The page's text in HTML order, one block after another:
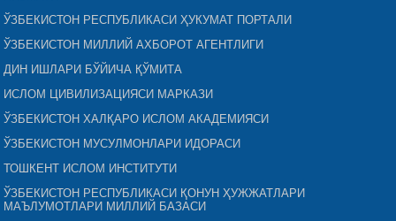
ЎЗБЕКИСТОН РЕСПУБЛИКАСИ ҲУКУМАТ ПОРТАЛИ
ЎЗБЕКИСТОН МИЛЛИЙ АХБОРОТ АГЕНТЛИГИ
ДИН ИШЛАРИ БЎЙИЧА ҚЎМИТА
ИСЛОМ ЦИВИЛИЗАЦИЯСИ МАРКАЗИ
ЎЗБЕКИСТОН ХАЛҚАРО ИСЛОМ АКАДЕМИЯСИ
ЎЗБЕКИСТОН МУСУЛМОНЛАРИ ИДОРАСИ
ТОШКЕНТ ИСЛОМ ИНСТИТУТИ
ЎЗБЕКИСТОН РЕСПУБЛИКАСИ ҚОНУН ҲУЖЖАТЛАРИ
МАЪЛУМОТЛАРИ МИЛЛИЙ БАЗАСИ